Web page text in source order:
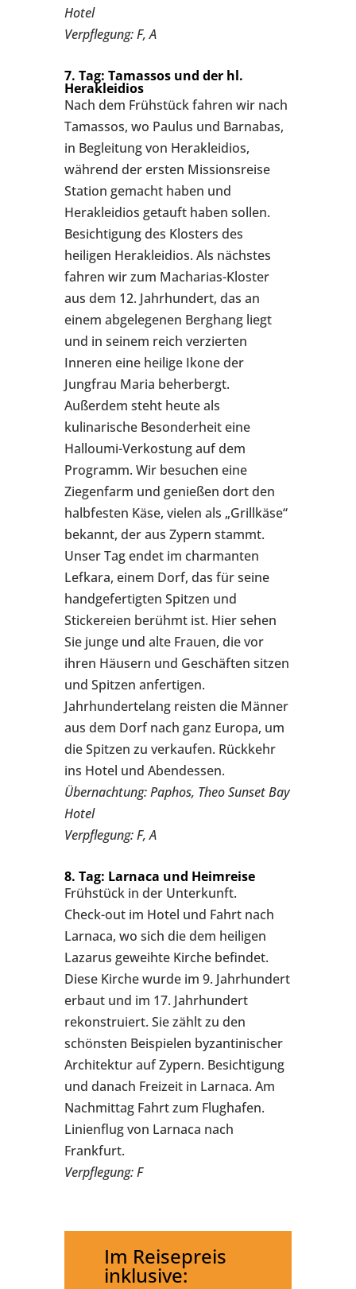
Hotel
Verpflegung: F, A
7. Tag: Tamassos und der hl.
Herakleidios
Nach dem Frühstück fahren wir nach
Tamassos, wo Paulus und Barnabas,
in Begleitung von Herakleidios,
während der ersten Missionsreise
Station gemacht haben und
Herakleidios getauft haben sollen.
Besichtigung des Klosters des
heiligen Herakleidios. Als nächstes
fahren wir zum Macharias-Kloster
aus dem 12. Jahrhundert, das an
einem abgelegenen Berghang liegt
und in seinem reich verzierten
Inneren eine heilige Ikone der
Jungfrau Maria beherbergt.
Außerdem steht heute als
kulinarische Besonderheit eine
Halloumi-Verkostung auf dem
Programm. Wir besuchen eine
Ziegenfarm und genießen dort den
halbfesten Käse, vielen als „Grillkäse“
bekannt, der aus Zypern stammt.
Unser Tag endet im charmanten
Lefkara, einem Dorf, das für seine
handgefertigten Spitzen und
Stickereien berühmt ist. Hier sehen
Sie junge und alte Frauen, die vor
ihren Häusern und Geschäften sitzen
und Spitzen anfertigen.
Jahrhundertelang reisten die Männer
aus dem Dorf nach ganz Europa, um
die Spitzen zu verkaufen. Rückkehr
ins Hotel und Abendessen.
Übernachtung: Paphos, Theo Sunset Bay
Hotel
Verpflegung: F, A
8. Tag: Larnaca und Heimreise
Frühstück in der Unterkunft.
Check-out im Hotel und Fahrt nach
Larnaca, wo sich die dem heiligen
Lazarus geweihte Kirche befindet.
Diese Kirche wurde im 9. Jahrhundert
erbaut und im 17. Jahrhundert
rekonstruiert. Sie zählt zu den
schönsten Beispielen byzantinischer
Architektur auf Zypern. Besichtigung
und danach Freizeit in Larnaca. Am
Nachmittag Fahrt zum Flughafen.
Linienflug von Larnaca nach
Frankfurt.
Verpflegung: F
Im Reisepreis
inklusive: